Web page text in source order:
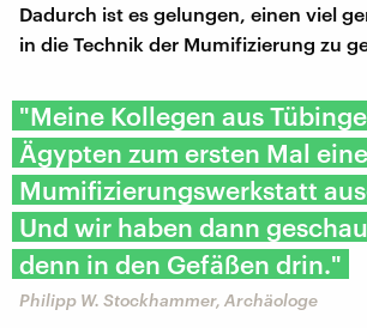
Dadurch ist es gelungen, einen viel
in die Technik der Mumifizierung zu
"Meine Kollegen aus
Ägypten zum ersten Mal eine
Mumifizierungswerkstatt
Und wir haben dann
denn in den Gefäßen drin."
Philipp W. Stockhammer, Archäologe